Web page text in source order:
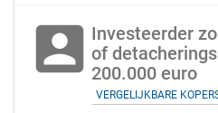
account_box Investeerder
of
200.000 euro
VERGELIJKBARE